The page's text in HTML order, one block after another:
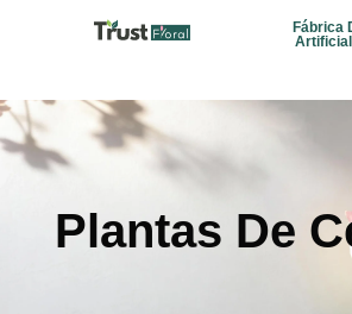
Fábrica
Plantas De